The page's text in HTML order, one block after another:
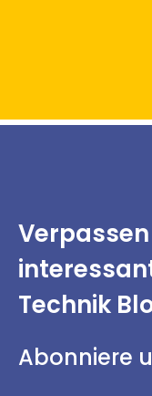
Technik
Abonniere